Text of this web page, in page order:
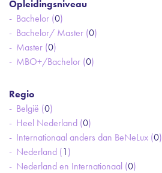
Opleidingsniveau
Bachelor (0)
Bachelor/ Master (0)
Master (0)
MBO+/Bachelor (0)
Regio
België (0)
Heel Nederland (0)
Internationaal anders dan BeNeLux (0)
Nederland (1)
Nederland en Internationaal (0)